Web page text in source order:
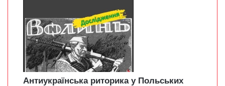
Антиукраїнська риторика у Польських